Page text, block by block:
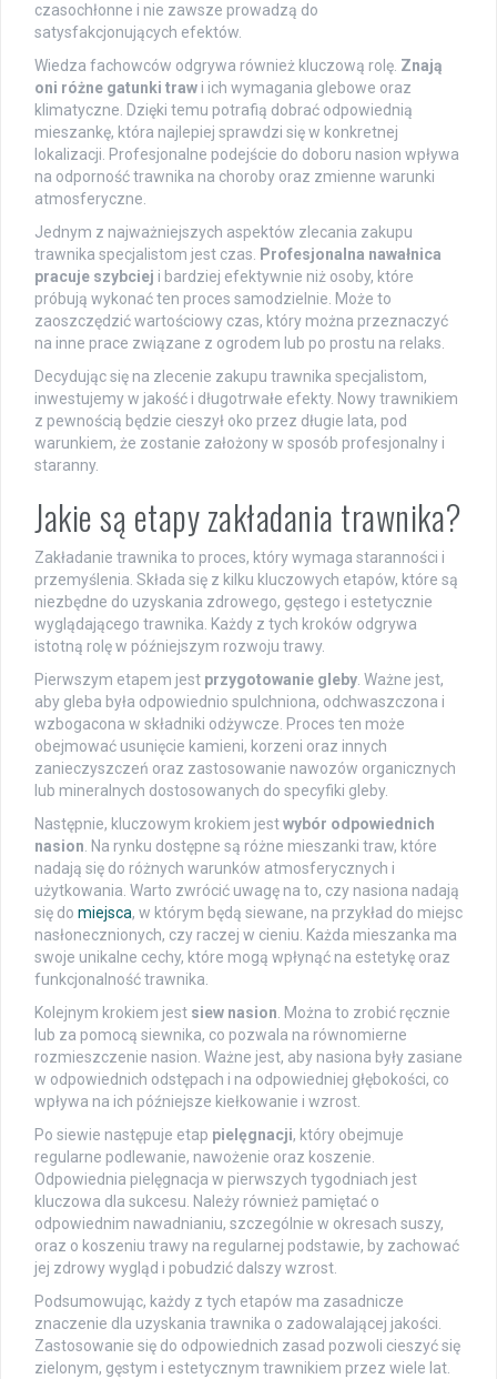
czasochłonne i nie zawsze prowadzą do
satysfakcjonujących efektów.
Wiedza fachowców odgrywa również kluczową rolę. Znają
oni różne gatunki traw i ich wymagania glebowe oraz
klimatyczne. Dzięki temu potrafią dobrać odpowiednią
mieszankę, która najlepiej sprawdzi się w konkretnej
lokalizacji. Profesjonalne podejście do doboru nasion wpływa
na odporność trawnika na choroby oraz zmienne warunki
atmosferyczne.
Jednym z najważniejszych aspektów zlecania zakupu
trawnika specjalistom jest czas. Profesjonalna nawałnica
pracuje szybciej i bardziej efektywnie niż osoby, które
próbują wykonać ten proces samodzielnie. Może to
zaoszczędzić wartościowy czas, który można przeznaczyć
na inne prace związane z ogrodem lub po prostu na relaks.
Decydując się na zlecenie zakupu trawnika specjalistom,
inwestujemy w jakość i długotrwałe efekty. Nowy trawnikiem
z pewnością będzie cieszył oko przez długie lata, pod
warunkiem, że zostanie założony w sposób profesjonalny i
staranny.
Jakie są etapy zakładania trawnika?
Zakładanie trawnika to proces, który wymaga staranności i
przemyślenia. Składa się z kilku kluczowych etapów, które są
niezbędne do uzyskania zdrowego, gęstego i estetycznie
wyglądającego trawnika. Każdy z tych kroków odgrywa
istotną rolę w późniejszym rozwoju trawy.
Pierwszym etapem jest przygotowanie gleby. Ważne jest,
aby gleba była odpowiednio spulchniona, odchwaszczona i
wzbogacona w składniki odżywcze. Proces ten może
obejmować usunięcie kamieni, korzeni oraz innych
zanieczyszczeń oraz zastosowanie nawozów organicznych
lub mineralnych dostosowanych do specyfiki gleby.
Następnie, kluczowym krokiem jestwybór odpowiednich
nasion. Na rynku dostępne są różne mieszanki traw, które
nadają się do różnych warunków atmosferycznych i
użytkowania. Warto zwrócić uwagę na to, czy nasiona nadają
się do miejsca, w którym będą siewane, na przykład do miejsc
nasłonecznionych, czy raczej w cieniu. Każda mieszanka ma
swoje unikalne cechy, które mogą wpłynąć na estetykę oraz
funkcjonalność trawnika.
Kolejnym krokiem jest siew nasion. Można to zrobić ręcznie
lub za pomocą siewnika, co pozwala na równomierne
rozmieszczenie nasion. Ważne jest, aby nasiona były zasiane
w odpowiednich odstępach i na odpowiedniej głębokości, co
wpływa na ich późniejsze kiełkowanie i wzrost.
Po siewie następuje etap pielęgnacji, który obejmuje
regularne podlewanie, nawożenie oraz koszenie.
Odpowiednia pielęgnacja w pierwszych tygodniach jest
kluczowa dla sukcesu. Należy również pamiętać o
odpowiednim nawadnianiu, szczególnie w okresach suszy,
oraz o koszeniu trawy na regularnej podstawie, by zachować
jej zdrowy wygląd i pobudzić dalszy wzrost.
Podsumowując, każdy z tych etapów ma zasadnicze
znaczenie dla uzyskania trawnika o zadowalającej jakości.
Zastosowanie się do odpowiednich zasad pozwoli cieszyć się
zielonym, gęstym i estetycznym trawnikiem przez wiele lat.